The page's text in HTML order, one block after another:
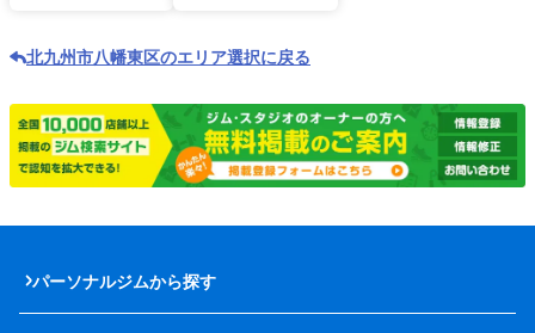
北九州市八幡東区のエリア選択に戻る
パーソナルジムから探す